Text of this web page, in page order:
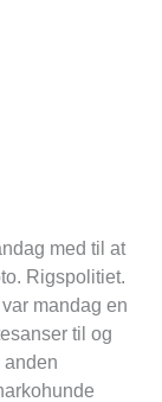
med til at
Rigspolitiet.
mandag en
til og
anden